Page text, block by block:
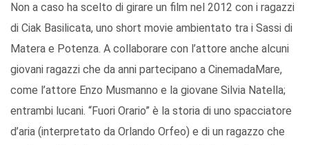
Non a caso ha scelto di girare un film nel 2012 con i ragazzi
di Ciak Basilicata, uno short movie ambientato tra i Sassi di
Matera e Potenza. A collaborare con l’attore anche alcuni
giovani ragazzi che da anni partecipano a CinemadaMare,
come l’attore Enzo Musmanno e la giovane Silvia Natella;
entrambi lucani. “Fuori Orario” è la storia di uno spacciatore
d’aria (interpretato da Orlando Orfeo) e di un ragazzo che